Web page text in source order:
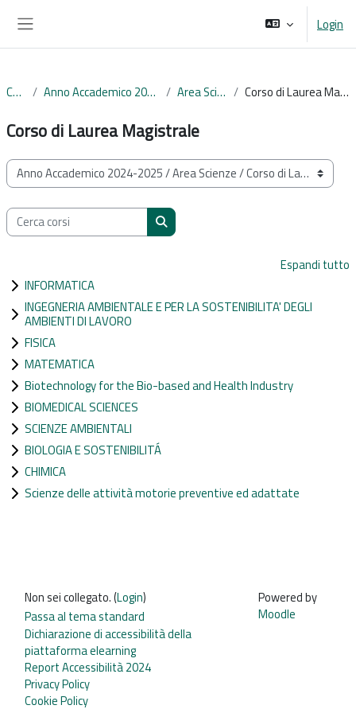
Login
Corsi Anno Accademico 2024-2025 Area Scienze Corso di Laurea Magistrale
Corso di Laurea Magistrale
Categorie di corso
Cerca corsi
Cerca corsi
Espandi tutto
INFORMATICA
INGEGNERIA AMBIENTALE E PER LA SOSTENIBILITA' DEGLI
AMBIENTI DI LAVORO
FISICA
MATEMATICA
Biotechnology for the Bio-based and Health Industry
BIOMEDICAL SCIENCES
SCIENZE AMBIENTALI
BIOLOGIA E SOSTENIBILITÁ
CHIMICA
Scienze delle attività motorie preventive ed adattate
Non sei collegato. (Login)
Passa al tema standard
Dichiarazione di accessibilità della
piattaforma elearning
Report Accessibilità 2024
Privacy Policy
Cookie Policy
Powered by
Moodle